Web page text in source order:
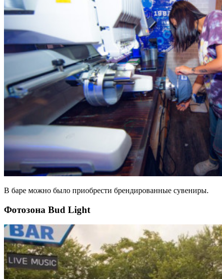
В баре можно было приобрести брендированные сувениры.
Фотозона Bud Light